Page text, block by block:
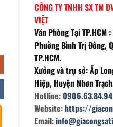
CÔNG TY TNHH SX TM
VIỆT
Văn Phòng Tại TP.HCM
Phường Bình Trị Đông,
TP.HCM.
Xưởng và trụ sở: Ấp
Hiệp, Huyện Nhơn
Hotline:0906.63.84.94
Website:https://
Email: